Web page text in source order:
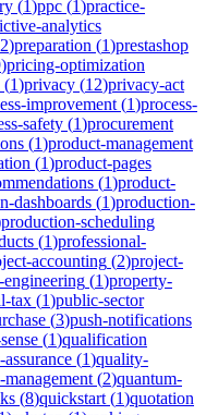
(1)ppc (1)practice-
analytics
2)preparation (1)prestashop
)pricing-optimization
(1)privacy (12)privacy-act
improvement (1)process-
safety (1)procurement
(1)product-management
(1)product-pages
(1)product-
dashboards (1)production-
production-scheduling
(1)professional-
accounting (2)project-
(1)property-
tax (1)public-sector
(3)push-notifications
(1)qualification
(1)quality-
(2)quantum-
(8)quickstart (1)quotation